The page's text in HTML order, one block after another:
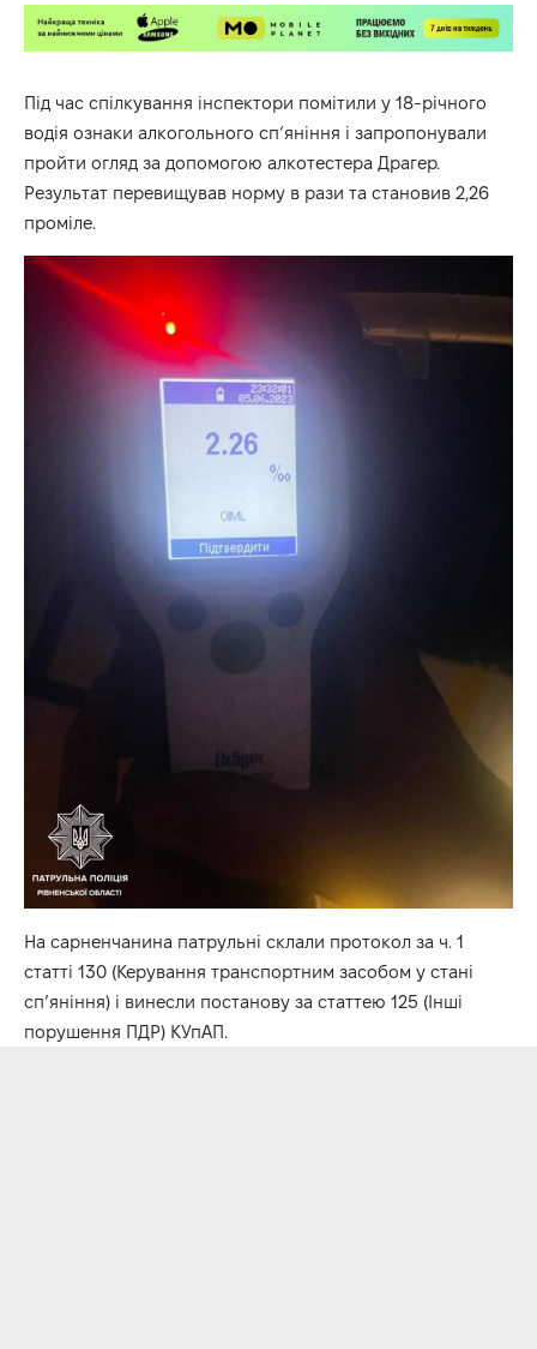
Під час спілкування інспектори помітили у 18-річного
водія ознаки алкогольного сп’яніння і запропонували
пройти огляд за допомогою алкотестера Драгер.
Результат перевищував норму в рази та становив 2,26
проміле.
На сарненчанина патрульні склали протокол за ч. 1
статті 130 (Керування транспортним засобом у стані
сп’яніння) і винесли постанову за статтею 125 (Інші
порушення ПДР) КУпАП.